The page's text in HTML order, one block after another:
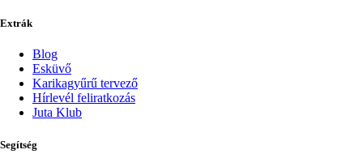
Extrák
Blog
Esküvő
Karikagyűrű tervező
Hírlevél feliratkozás
Juta Klub
Segítség